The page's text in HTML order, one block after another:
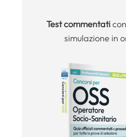
Test commentati
simulazione in